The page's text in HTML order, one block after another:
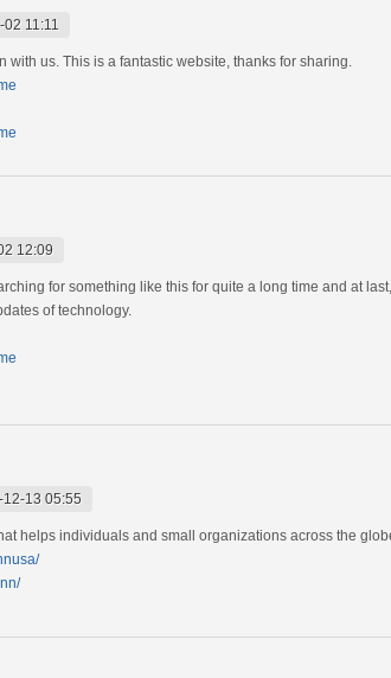
11:11
us. This is a fantastic website, thanks for sharing.
12:09
for something like this for quite a long time and at
of technology.
12-13 05:55
helps individuals and small organizations across the